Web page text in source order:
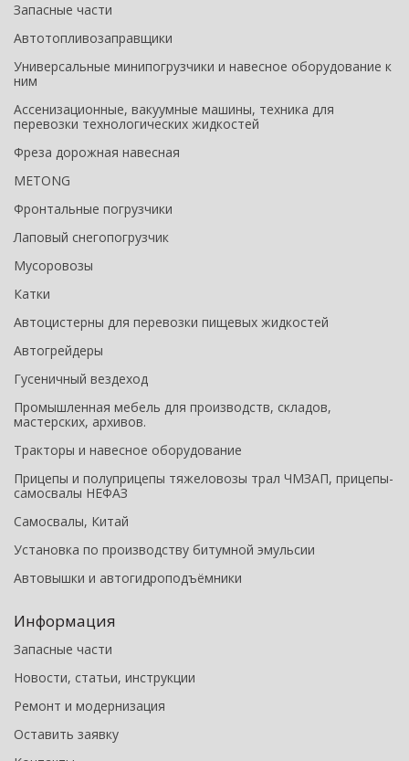
Запасные части
Автотопливозаправщики
Универсальные минипогрузчики и навесное оборудование к
ним
Ассенизационные, вакуумные машины, техника для
перевозки технологических жидкостей
Фреза дорожная навесная
METONG
Фронтальные погрузчики
Лаповый снегопогрузчик
Мусоровозы
Катки
Автоцистерны для перевозки пищевых жидкостей
Автогрейдеры
Гусеничный вездеход
Промышленная мебель для производств, складов,
мастерских, архивов.
Тракторы и навесное оборудование
Прицепы и полуприцепы тяжеловозы трал ЧМЗАП, прицепы-
самосвалы НЕФАЗ
Самосвалы, Китай
Установка по производству битумной эмульсии
Автовышки и автогидроподъёмники
Информация
Запасные части
Новости, статьи, инструкции
Ремонт и модернизация
Оставить заявку